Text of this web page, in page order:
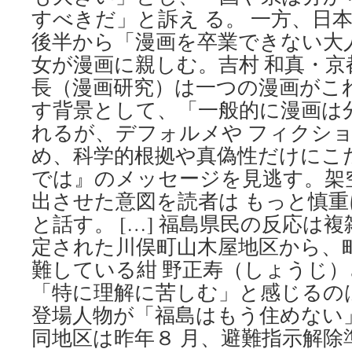
す」
と
編
集
部
見
解
１
９
日
発
売
via
産
経
ニ
ュ
ー
ス
すべきだ」と訴え る。 一方、日
後半から「漫画を卒業できない大
女が漫画に親しむ。吉村 和真・
長（漫画研究）は一つの漫画が
す背景として、「一般的に漫画
れるが、デフォルメや フィクシ
め、科学的根拠や真偽性だけに
では』のメッセージを見逃す。
出させた意図を読者は もっと慎
と話す。 […] 福島県民の反応は複
定された川俣町山木屋地区から、
難している紺 野正寿（しょうじ
「特に理解に苦しむ」と感じる
登場人物が「福島はもう住めな
同地区は昨年８ 月、避難指示解